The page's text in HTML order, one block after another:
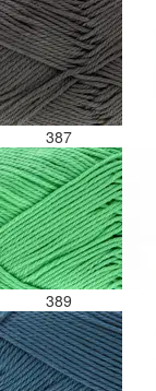
387
389